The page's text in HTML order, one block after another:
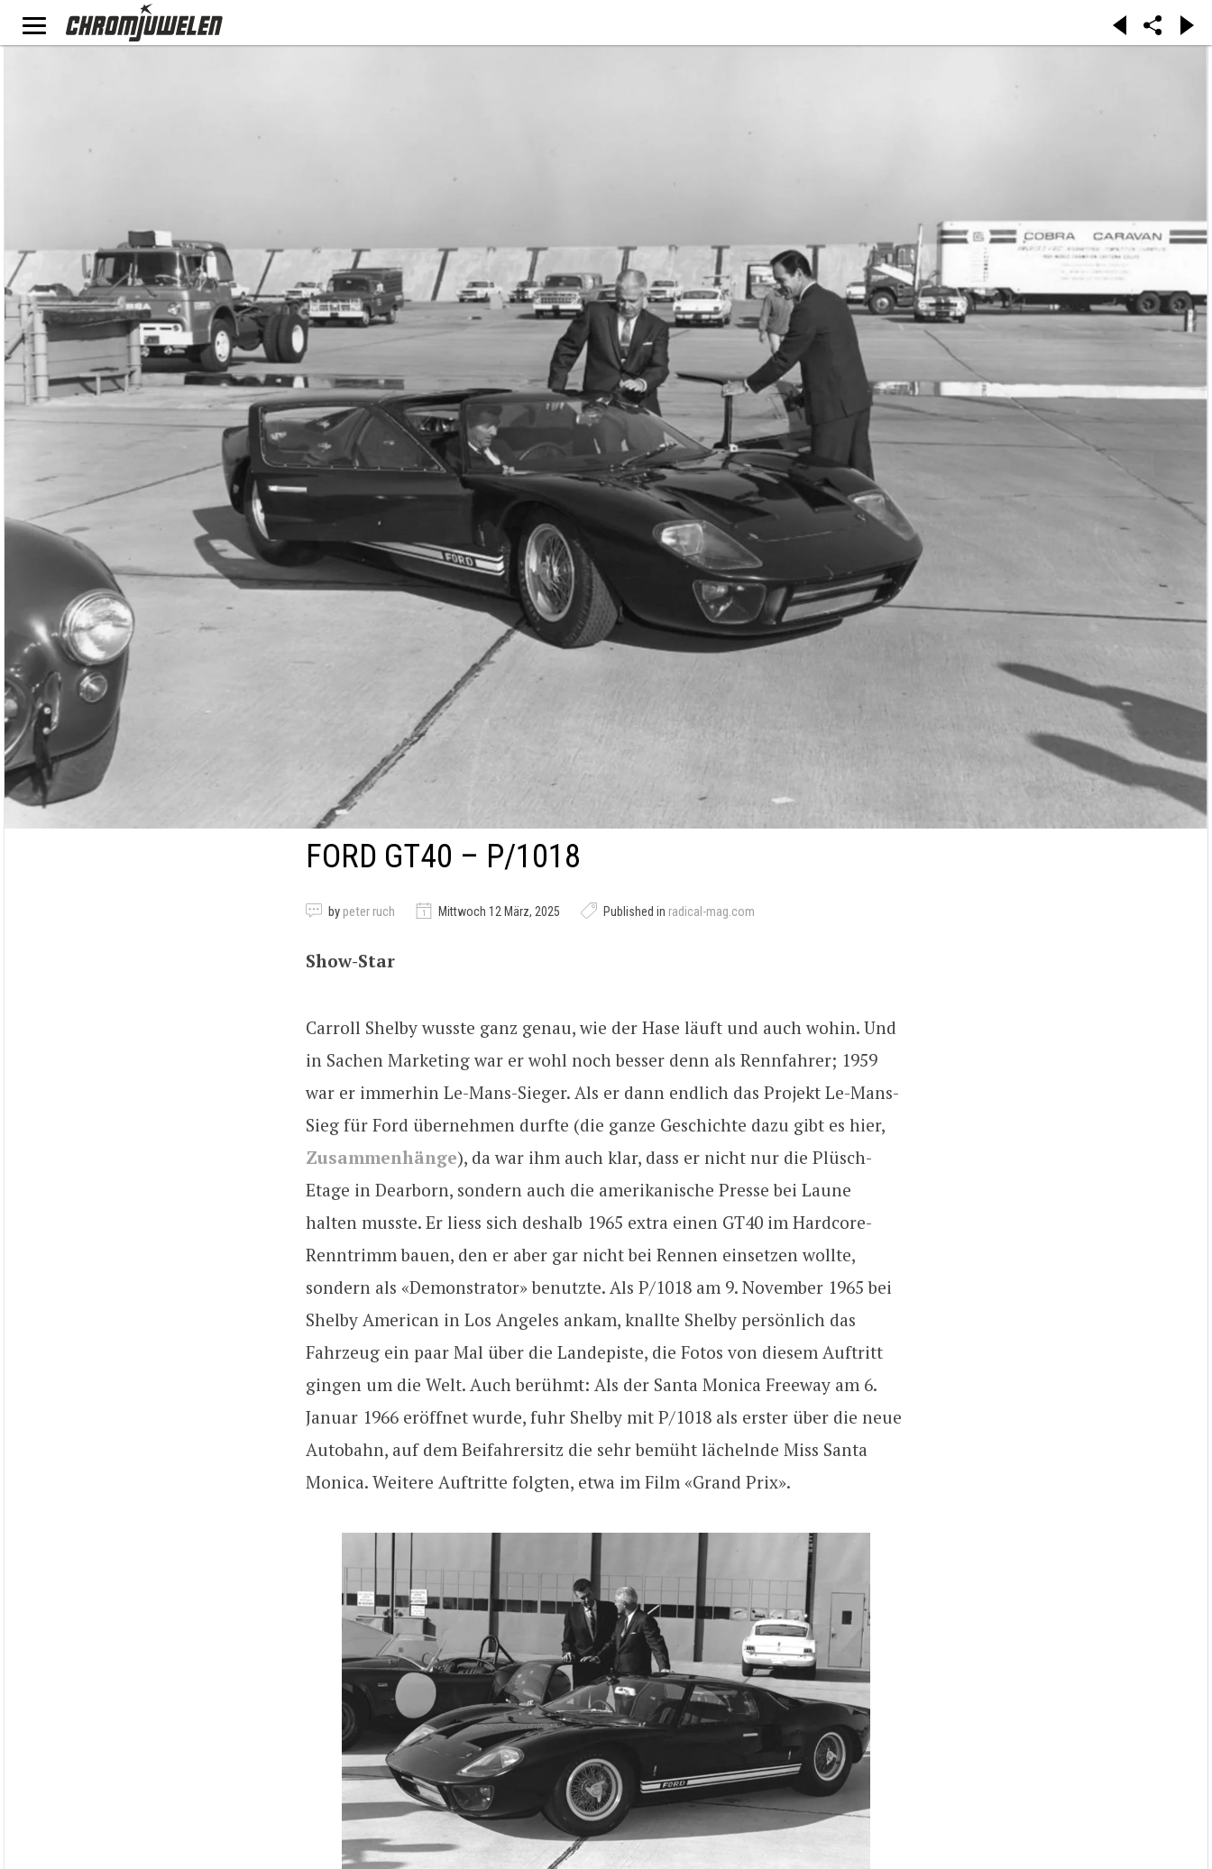
FORD GT40 – P/1018
by peter ruch Mittwoch 12 März, 2025 Published in radical-mag.com
Show-Star
Carroll Shelby wusste ganz genau, wie der Hase läuft und auch wohin. Und
in Sachen Marketing war er wohl noch besser denn als Rennfahrer; 1959
war er immerhin Le-Mans-Sieger. Als er dann endlich das Projekt Le-Mans-
Sieg für Ford übernehmen durfte (die ganze Geschichte dazu gibt es hier,
Zusammenhänge), da war ihm auch klar, dass er nicht nur die Plüsch-
Etage in Dearborn, sondern auch die amerikanische Presse bei Laune
halten musste. Er liess sich deshalb 1965 extra einen GT40 im Hardcore-
Renntrimm bauen, den er aber gar nicht bei Rennen einsetzen wollte,
sondern als «Demonstrator» benutzte. Als P/1018 am 9. November 1965 bei
Shelby American in Los Angeles ankam, knallte Shelby persönlich das
Fahrzeug ein paar Mal über die Landepiste, die Fotos von diesem Auftritt
gingen um die Welt. Auch berühmt: Als der Santa Monica Freeway am 6.
Januar 1966 eröffnet wurde, fuhr Shelby mit P/1018 als erster über die neue
Autobahn, auf dem Beifahrersitz die sehr bemüht lächelnde Miss Santa
Monica. Weitere Auftritte folgten, etwa im Film «Grand Prix».